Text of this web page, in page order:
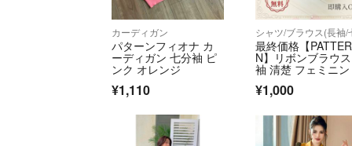
カーディガン
パターンフィオナ カ
ーディガン 七分袖 ピ
ンク オレンジ
¥1,110
最終価格【PATTER
N】リボンブラウ
袖 清楚 フェミニ
繍 ビジュー
¥1,000